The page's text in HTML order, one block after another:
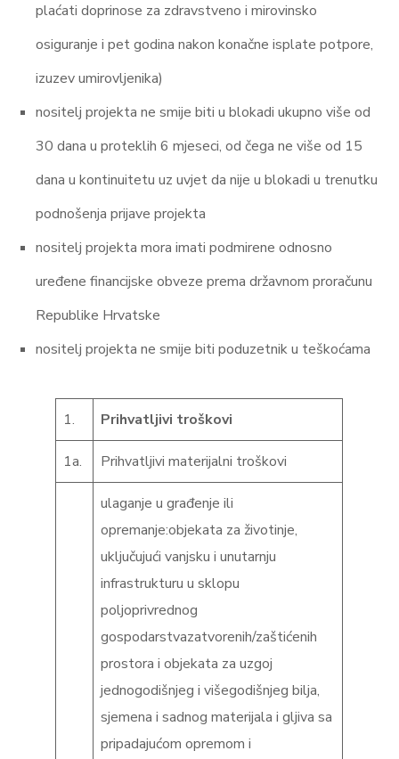
plaćati doprinose za zdravstveno i mirovinsko
osiguranje i pet godina nakon konačne isplate potpore,
izuzev umirovljenika)
nositelj projekta ne smije biti u blokadi ukupno više od
30 dana u proteklih 6 mjeseci, od čega ne više od 15
dana u kontinuitetu uz uvjet da nije u blokadi u trenutku
podnošenja prijave projekta
nositelj projekta mora imati podmirene odnosno
uređene financijske obveze prema državnom proračunu
Republike Hrvatske
nositelj projekta ne smije biti poduzetnik u teškoćama
1. Prihvatljivi troškovi
1a. Prihvatljivi materijalni troškovi
ulaganje u građenje ili
opremanje:objekata za životinje,
uključujući vanjsku i unutarnju
infrastrukturu u sklopu
poljoprivrednog
gospodarstvazatvorenih/zaštićenih
prostora i objekata za uzgoj
jednogodišnjeg i višegodišnjeg bilja,
sjemena i sadnog materijala i gljiva sa
pripadajućom opremom i